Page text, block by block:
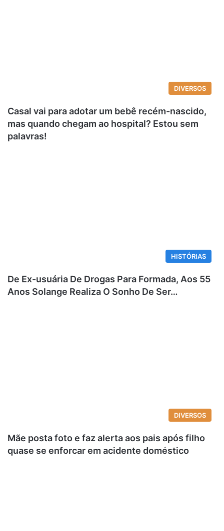
DIVERSOS
Casal vai para adotar um bebê recém-nascido,
mas quando chegam ao hospital? Estou sem
palavras!
HISTÓRIAS
De Ex-usuária De Drogas Para Formada, Aos 55
Anos Solange Realiza O Sonho De Ser…
DIVERSOS
Mãe posta foto e faz alerta aos pais após filho
quase se enforcar em acidente doméstico